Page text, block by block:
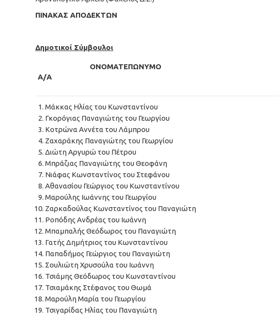
ΠΙΝΑΚΑΣ ΑΠΟΔΕΚΤΩΝ
Δημοτικοί Σύμβουλοι
Α/Α
ΟΝΟΜΑΤΕΠΩΝΥΜΟ
Μάκκας Ηλίας του Κωνσταντίνου
Γκορόγιας Παναγιώτης του Γεωργίου
Κοτρώνα Αννέτα του Λάμπρου
Ζαχαράκης Παναγιώτης του Γεωργίου
Διώτη Αργυρώ του Πέτρου
Μπράζιας Παναγιώτης του Θεοφάνη
Νιάφας Κωνσταντίνος του Στεφάνου
Αθανασίου Γεώργιος του Κωνσταντίνου
Μαρούλης Ιωάννης του Γεωργίου
Ζαρκαδούλας Κωνσταντίνος του Παναγιώτη
Ροπόδης Ανδρέας του Ιωάννη
Μπαμπαλής Θεόδωρος του Παναγιώτη
Γατής Δημήτριος του Κωνσταντίνου
Παπαδήμος Γεώργιος του Παναγιώτη
Σουλιώτη Χρυσούλα του Ιωάννη
Τσιάμης Θεόδωρος του Κωνσταντίνου
Τσιαμάκης Στέφανος του Θωμά
Μαρούλη Μαρία του Γεωργίου
Τσιγαρίδας Ηλίας του Παναγιώτη